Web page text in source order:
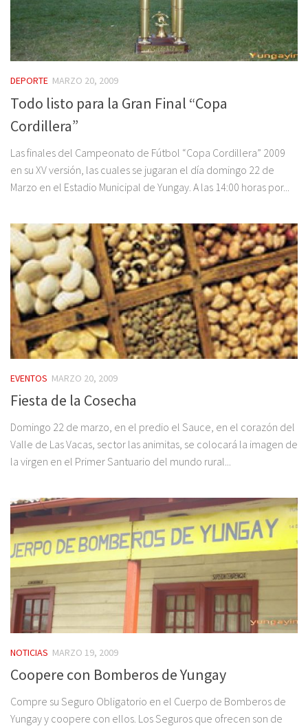
DEPORTE MARZO 20, 2009
Todo listo para la Gran Final “Copa
Cordillera”
Las finales del Campeonato de Fútbol “Copa Cordillera” 2009
en su XV versión, las cuales se jugaran el día domingo 22 de
Marzo en el Estadio Municipal de Yungay. A las 14:00 horas por...
EVENTOS MARZO 20, 2009
Fiesta de la Cosecha
Domingo 22 de marzo, en el predio el Sauce, en el corazón del
Valle de Las Vacas, sector las animitas, se colocará la imagen de
la virgen en el Primer Santuario del mundo rural...
NOTICIAS MARZO 19, 2009
Coopere con Bomberos de Yungay
Compre su Seguro Obligatorio en el Cuerpo de Bomberos de
Yungay y coopere con ellos. Los Seguros que ofrecen son de